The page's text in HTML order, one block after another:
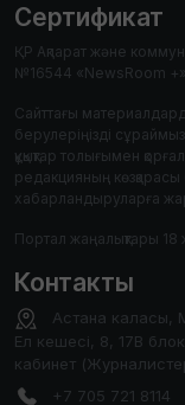
Сертификат
ҚР Ақпарат және
№16544 «NewsRoom +»
Сайттағы
берулеріңізді
құқықтар толығымен
редакцияның
хабарландыруларға
Портал жаңалықтары 18
Контакты
Астана каласы,
Ел кешесі, 8, 17В
кабинет
+7 705 721 8114